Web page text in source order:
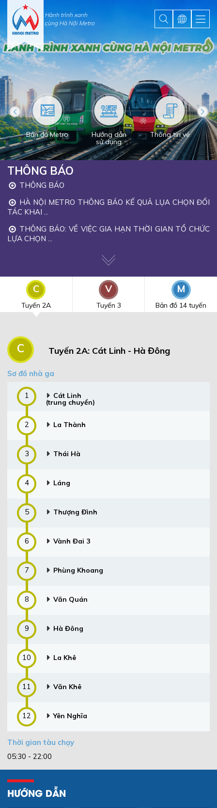
Hành trình xanh
cùng Hà Nội Metro
Bản đồ Metro
Hướng dẫn
sử dụng
Thông tin vé
THÔNG BÁO
THÔNG BÁO
HÀ NỘI METRO THÔNG BÁO KẾ QUẢ LỤA CHỌN ĐỐI
TÁC KHAI ...
THÔNG BÁO: VỀ VIỆC GIA HẠN THỜI GIAN TỔ CHỨC
LỰA CHỌN ...
C
Tuyến 2A
V
Tuyến 3
M
Bản đồ 14 tuyến
C Tuyến 2A: Cát Linh - Hà Đông
Sơ đồ nhà ga
1 Cát Linh
(trung chuyển)
2 La Thành
3 Thái Hà
4 Láng
5 Thượng Đình
6 Vành Đai 3
7 Phùng Khoang
8 Văn Quán
9 Hà Đông
10 La Khê
11 Văn Khê
12 Yên Nghĩa
Thời gian tàu chạy
05:30 - 22:00
HƯỚNG DẪN